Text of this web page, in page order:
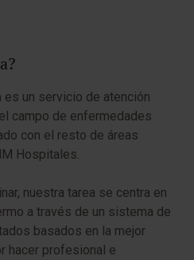
es un servicio de atención
campo de enfermedades
con el resto de áreas
Hospitales.
nuestra tarea se centra en
a través de un sistema de
basados en la mejor
hacer profesional e